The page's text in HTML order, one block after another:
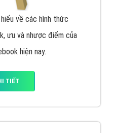
về các hình thức
ưu và nhược điểm của
hiện nay.
TIẾT